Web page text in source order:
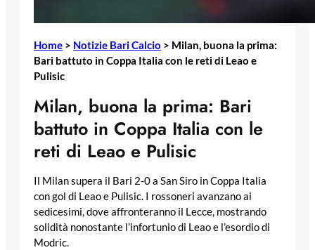
Home > Notizie Bari Calcio > Milan, buona la prima:
Bari battuto in Coppa Italia con le reti di Leao e
Pulisic
Milan, buona la prima: Bari
battuto in Coppa Italia con le
reti di Leao e Pulisic
Il Milan supera il Bari 2-0 a San Siro in Coppa Italia
con gol di Leao e Pulisic. I rossoneri avanzano ai
sedicesimi, dove affronteranno il Lecce, mostrando
solidità nonostante l’infortunio di Leao e l’esordio di
Modric.